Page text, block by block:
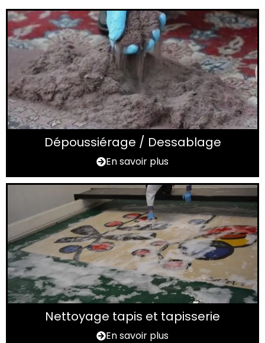
Dépoussiérage / Dessablage
En savoir plus
Nettoyage tapis et tapisserie
En savoir plus